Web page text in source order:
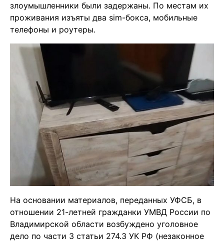
злоумышленники были задержаны. По местам их
проживания изъяты два sim-бокса, мобильные
телефоны и роутеры.
На основании материалов, переданных УФСБ, в
отношении 21-летней гражданки УМВД России по
Владимирской области возбуждено уголовное
дело по части 3 статьи 274.3 УК РФ (незаконное